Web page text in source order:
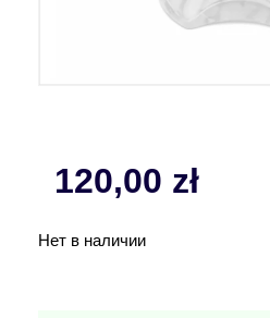
120,00 zł
Нет в наличии